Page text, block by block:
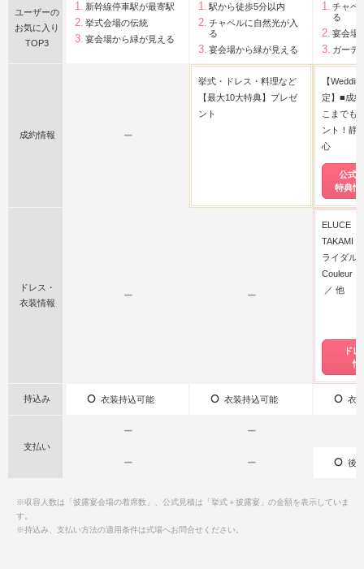
ユーザーの
お気に入り
TOP3
新幹線停車駅が最寄駅
挙式会場の伝統
宴会場から緑が見える
駅から徒歩5分以内
チャペルに自然光が入
る
宴会場から緑が見える
チャペ
る
宴会場
ガーデ
成約情報 ー
挙式・ドレス・料理など
【最大10大特典】プレゼ
ント
【
定】■成
こまでも
ント！静
心
公式
特典情
ドレス・
衣装情報
ー ー
ELUCE（
TAKAMI
ライダル)
Couleur（
他
ド
情
持込み 衣装持込可能 衣装持込可能 衣
支払い
ー ー
ー ー 後
※収容人数は「披露宴会場の着席数」、公式見積は「挙式＋披露宴」の金額を表示していま
す。
※持込み、支払い方法の適用条件は式場へお問合せください。